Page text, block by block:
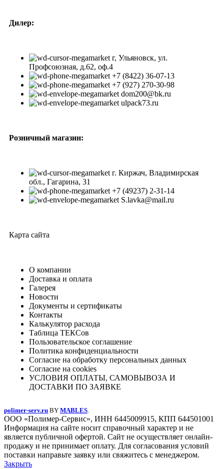
Дилер:
г, Ульяновск, ул.
Профсоюзная, д.62, оф.4
+7 (8422) 36-07-13
+7 (927) 270-30-98
dom200@bk.ru
ulpack73.ru
Розничный магазин:
г. Киржач, Владимирская
обл., Гагарина, 31
+7 (49237) 2-31-14
S.lavka@mail.ru
Карта сайта
О компании
Доставка и оплата
Галерея
Новости
Документы и сертификаты
Контакты
Калькулятор расхода
Таблица ТЕКСов
Пользовательское соглашение
Политика конфиденциальности
Согласие на обработку персональных данных
Согласие на cookies
УСЛОВИЯ ОПЛАТЫ, САМОВЫВОЗА И
ДОСТАВКИ ПО ЗАЯВКЕ
polimer-serv.ru BY MABLES.
ООО «Полимер-Сервис», ИНН 6445009915, КПП 644501001
Информация на сайте носит справочный характер и не
является публичной офертой. Сайт не осуществляет онлайн-
продажу и не принимает оплату. Для согласования условий
поставки направьте заявку или свяжитесь с менеджером.
Закрыть